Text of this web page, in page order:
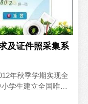
及证件照采集系
年秋季学期实现全
学生建立全国唯一